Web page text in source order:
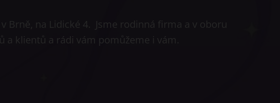
Brně, na Lidické 4. Jsme rodinná firma a v oboru
a klientů a rádi vám pomůžeme i vám.